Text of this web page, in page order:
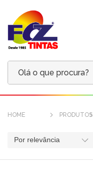
HOME PRODUTOS
Por relevância